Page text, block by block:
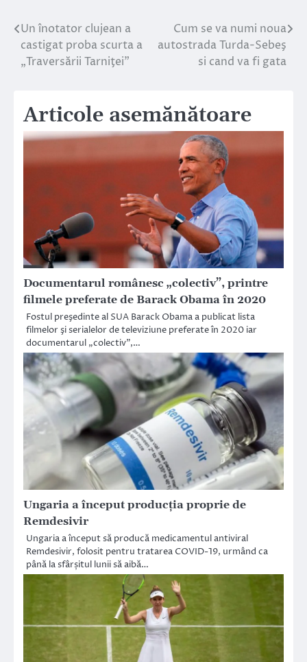
Navigare
în
Un înotator clujean a
castigat proba scurta a
„Traversării Tarniţei”
Cum se va numi noua
autostrada Turda-Sebeş
si cand va fi gata
Articole asemănătoare
Documentarul românesc „colectiv”, printre
filmele preferate de Barack Obama în 2020
Fostul preşedinte al SUA Barack Obama a publicat lista
filmelor şi serialelor de televiziune preferate în 2020 iar
documentarul „colectiv”,…
Ungaria a început producţia proprie de
Remdesivir
Ungaria a început să producă medicamentul antiviral
Remdesivir, folosit pentru tratarea COVID-19, urmând ca
până la sfârșitul lunii să aibă…